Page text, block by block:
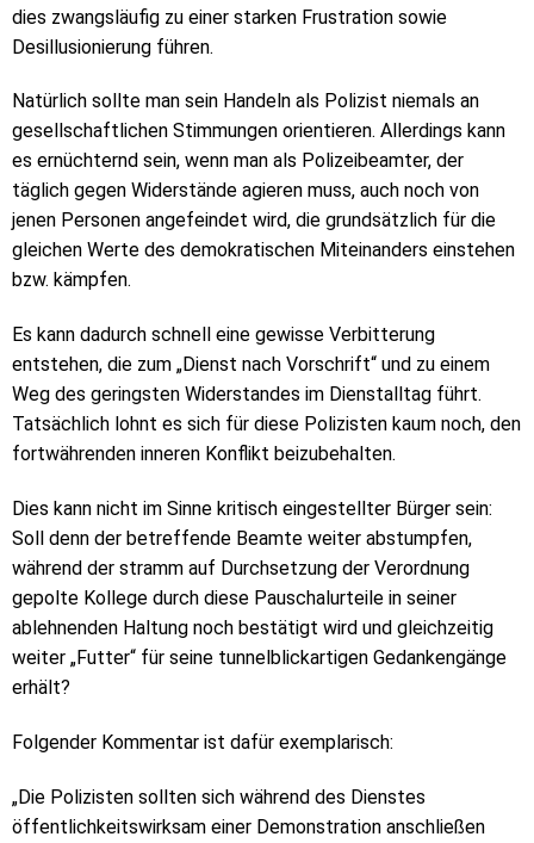
dies zwangsläufig zu einer starken Frustration sowie
Desillusionierung führen.
Natürlich sollte man sein Handeln als Polizist niemals an
gesellschaftlichen Stimmungen orientieren. Allerdings kann
es ernüchternd sein, wenn man als Polizeibeamter, der
täglich gegen Widerstände agieren muss, auch noch von
jenen Personen angefeindet wird, die grundsätzlich für die
gleichen Werte des demokratischen Miteinanders einstehen
bzw. kämpfen.
Es kann dadurch schnell eine gewisse Verbitterung
entstehen, die zum „Dienst nach Vorschrift“ und zu einem
Weg des geringsten Widerstandes im Dienstalltag führt.
Tatsächlich lohnt es sich für diese Polizisten kaum noch, den
fortwährenden inneren Konflikt beizubehalten.
Dies kann nicht im Sinne kritisch eingestellter Bürger sein:
Soll denn der betreffende Beamte weiter abstumpfen,
während der stramm auf Durchsetzung der Verordnung
gepolte Kollege durch diese Pauschalurteile in seiner
ablehnenden Haltung noch bestätigt wird und gleichzeitig
weiter „Futter“ für seine tunnelblickartigen Gedankengänge
erhält?
Folgender Kommentar ist dafür exemplarisch:
„Die Polizisten sollten sich während des Dienstes
öffentlichkeitswirksam einer Demonstration anschließen